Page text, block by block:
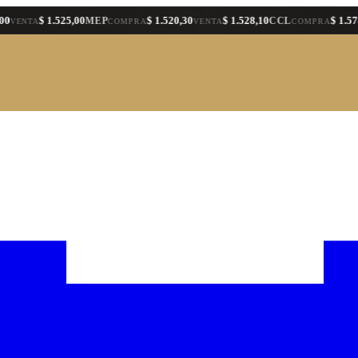
$ 1.525,00MEPCOMPRA$ 1.520,30VENTA$ 1.528,10CCLCOMPRA$ 1.578,40